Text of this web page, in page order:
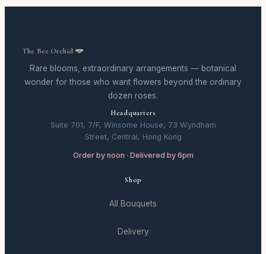
The Bee Orchid
Rare blooms, extraordinary arrangements — botanical
wonder for those who want flowers beyond the ordinary
dozen roses.
Headquarters
Suite 701, 7/F, Winsome House, 73 Wyndham
Street, Central, Hong Kong
Order by noon · Delivered by 6pm
Shop
All Bouquets
Delivery